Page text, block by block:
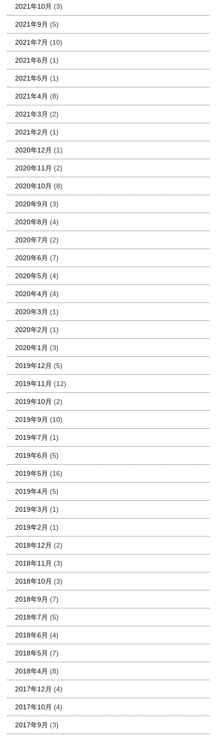
2021年10月 (3)
2021年9月 (5)
2021年7月 (10)
2021年6月 (1)
2021年5月 (1)
2021年4月 (8)
2021年3月 (2)
2021年2月 (1)
2020年12月 (1)
2020年11月 (2)
2020年10月 (8)
2020年9月 (3)
2020年8月 (4)
2020年7月 (2)
2020年6月 (7)
2020年5月 (4)
2020年4月 (4)
2020年3月 (1)
2020年2月 (1)
2020年1月 (3)
2019年12月 (5)
2019年11月 (12)
2019年10月 (2)
2019年9月 (10)
2019年7月 (1)
2019年6月 (5)
2019年5月 (16)
2019年4月 (5)
2019年3月 (1)
2019年2月 (1)
2018年12月 (2)
2018年11月 (3)
2018年10月 (3)
2018年9月 (7)
2018年7月 (5)
2018年6月 (4)
2018年5月 (7)
2018年4月 (8)
2017年12月 (4)
2017年10月 (4)
2017年9月 (3)